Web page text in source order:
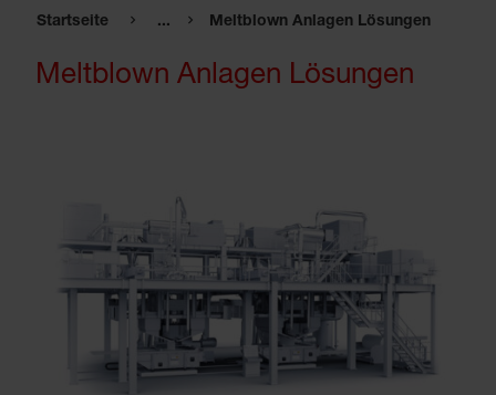
Startseite ... Meltblown Anlagen Lösungen
Meltblown Anlagen Lösungen